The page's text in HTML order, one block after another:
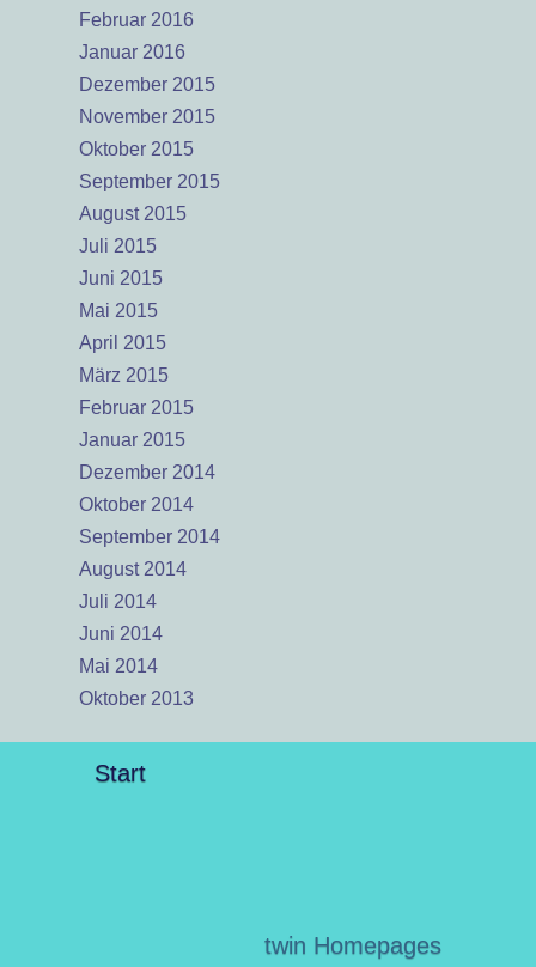
Februar 2016
Januar 2016
Dezember 2015
November 2015
Oktober 2015
September 2015
August 2015
Juli 2015
Juni 2015
Mai 2015
April 2015
März 2015
Februar 2015
Januar 2015
Dezember 2014
Oktober 2014
September 2014
August 2014
Juli 2014
Juni 2014
Mai 2014
Oktober 2013
Start
twin Homepages